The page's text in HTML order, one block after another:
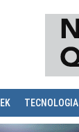
TECNOLOGIA